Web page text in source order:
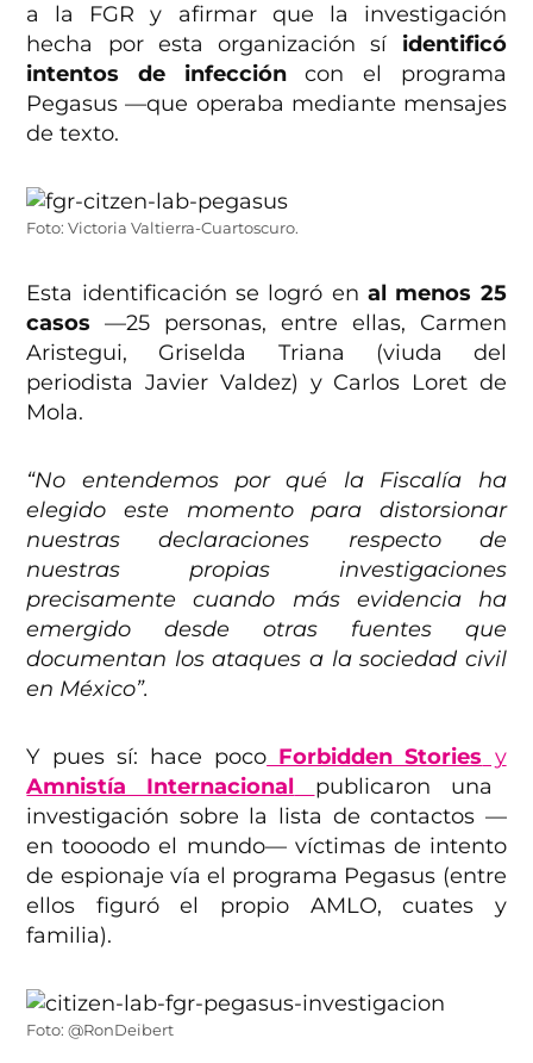
a la FGR y afirmar que la investigación
hecha por esta organización sí identificó
intentos de infeccióncon el programa
Pegasus —que operaba mediante mensajes
de texto.
Foto: Victoria Valtierra-Cuartoscuro.
Esta identificación se logró en al menos 25
casos —25 personas, entre ellas, Carmen
Aristegui, Griselda Triana (viuda del
periodista Javier Valdez) y Carlos Loret de
Mola.
“No entendemos por qué la Fiscalía ha
elegido este momento para distorsionar
nuestras declaraciones respecto de
nuestras propias investigaciones
precisamente cuando más evidencia ha
emergido desde otras fuentes que
documentan los ataques a la sociedad civil
en México”.
Y pues sí: hace poco Forbidden Stories y
Amnistía Internacional
publicaron una
investigación sobre la lista de contactos —
en toooodo el mundo— víctimas de intento
de espionaje vía el programa Pegasus (entre
ellos figuró el propio AMLO, cuates y
familia).
Foto: @RonDeibert